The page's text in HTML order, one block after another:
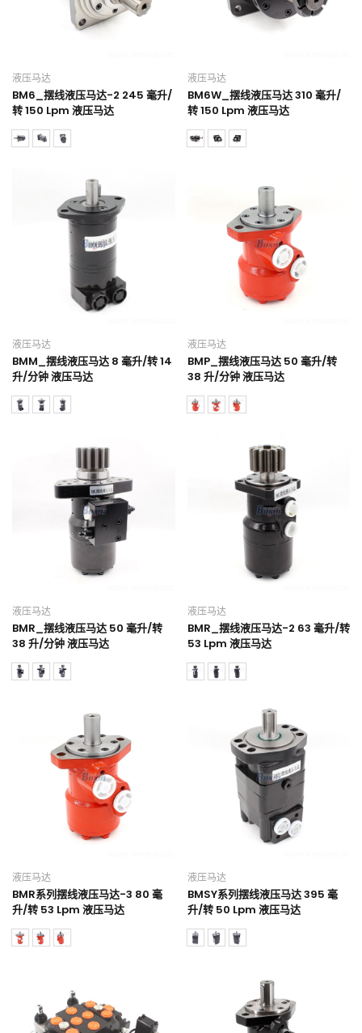
液压马达
BM6_摆线液压马达-2 245 毫升/
转 150 Lpm 液压马达
液压马达
BM6W_摆线液压马达 310 毫升/
转 150 Lpm 液压马达
液压马达
BMM_摆线液压马达 8 毫升/转 14
升/分钟 液压马达
液压马达
BMP_摆线液压马达 50 毫升/转
38 升/分钟 液压马达
液压马达
BMR_摆线液压马达 50 毫升/转
38 升/分钟 液压马达
液压马达
BMR_摆线液压马达-2 63 毫升/转
53 Lpm 液压马达
液压马达
BMR系列摆线液压马达-3 80 毫
升/转 53 Lpm 液压马达
液压马达
BMSY系列摆线液压马达 395 毫
升/转 50 Lpm 液压马达